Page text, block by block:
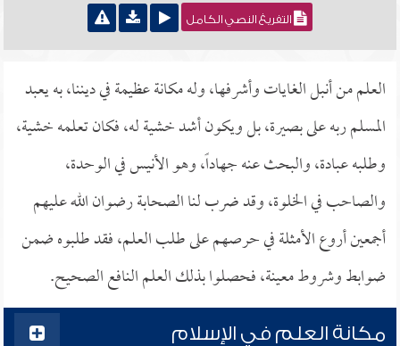
التفريغ النصي الكامل
العلم من أنبل الغايات وأشرفها، وله مكانة عظيمة في ديننا، به يعبد
المسلم ربه على بصيرة، بل ويكون أشد خشية له، فكان تعلمه خشية،
وطلبه عبادة، والبحث عنه جهاداً، وهو الأنيس في الوحدة،
والصاحب في الخلوة، وقد ضرب لنا الصحابة رضوان الله عليهم
أجمعين أروع الأمثلة في حرصهم على طلب العلم، فقد طلبوه ضمن
ضوابط وشروط معينة، فحصلوا بذلك العلم النافع الصحيح.
مكانة العلم في الإسلام